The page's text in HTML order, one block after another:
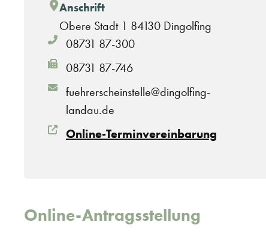
Anschrift
Obere Stadt 1 84130 Dingolfing
08731 87-300
08731 87-746
fuehrerscheinstelle@dingolfing-
landau.de
Online-Terminvereinbarung
Online-Antragsstellung